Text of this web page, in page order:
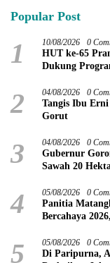
Popular Post
1 10/08/2026 0
HUT ke-65
Dukung
2 04/08/2026 0
Tangis Ibu
Gorut
3 04/08/2026 0
Gubernur
Sawah 20
4 05/08/2026 0
Panitia
Bercahaya
5 05/08/2026 0
Di Paripurna,